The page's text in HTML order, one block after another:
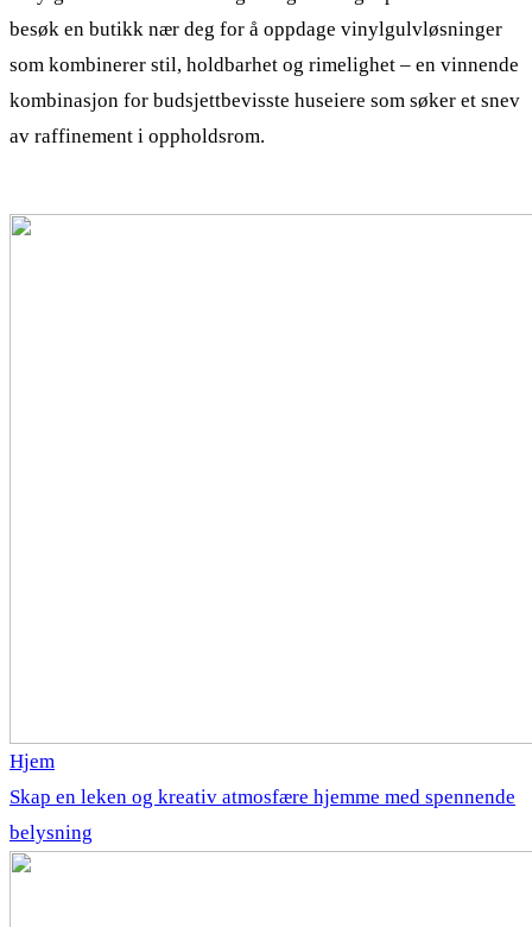
besøk en butikk nær deg for å oppdage vinylgulvløsninger
som kombinerer stil, holdbarhet og rimelighet – en vinnende
kombinasjon for budsjettbevisste huseiere som søker et snev
av raffinement i oppholdsrom.
Hjem
Skap en leken og kreativ atmosfære hjemme med spennende
belysning